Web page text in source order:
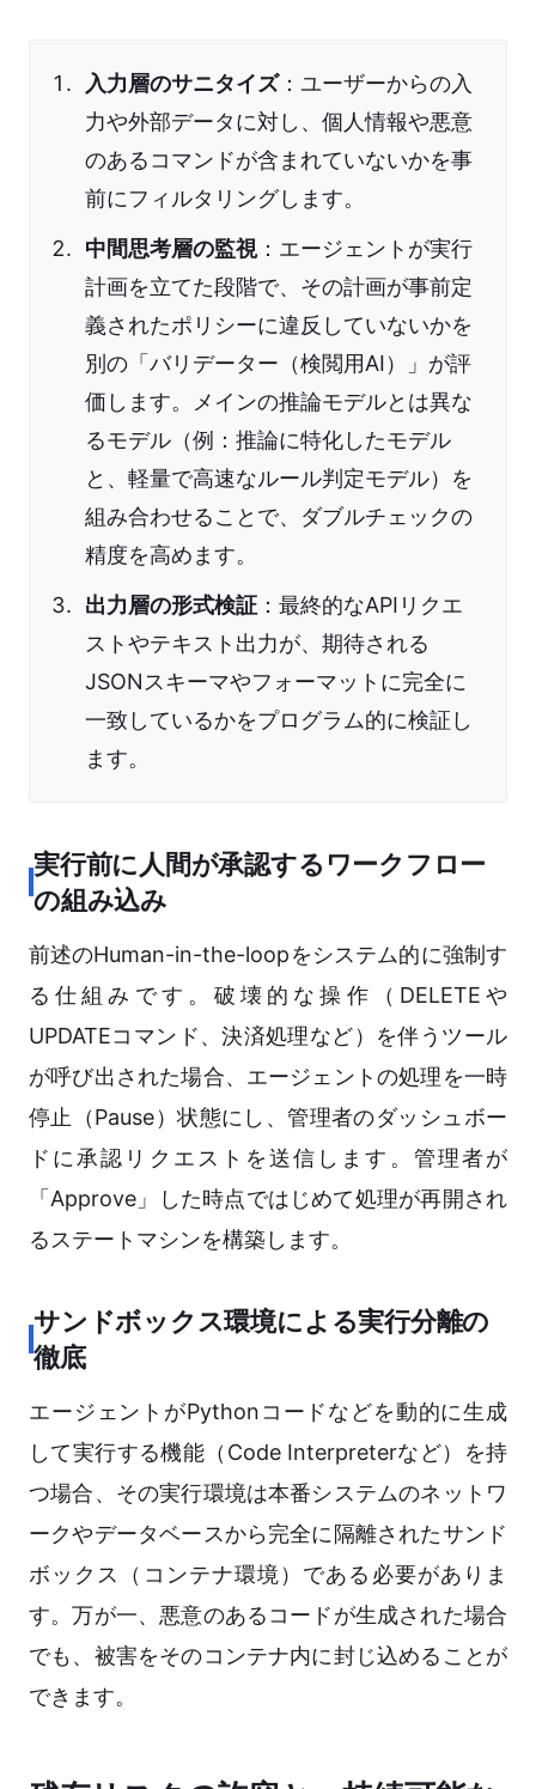
入力層のサニタイズ：ユーザーからの入
力や外部データに対し、個人情報や悪意
のあるコマンドが含まれていないかを事
前にフィルタリングします。
中間思考層の監視：エージェントが実行
計画を立てた段階で、その計画が事前定
義されたポリシーに違反していないかを
別の「バリデーター（検閲用AI）」が評
価します。メインの推論モデルとは異な
るモデル（例：推論に特化したモデル
と、軽量で高速なルール判定モデル）を
組み合わせることで、ダブルチェックの
精度を高めます。
出力層の形式検証 ：最終的なAPIリクエ
ストやテキスト出力が、期待される
JSONスキーマやフォーマットに完全に
一致しているかをプログラム的に検証し
ます。
実行前に人間が承認するワークフロー
の組み込み
前述のHuman-in-the-loopをシステム的に強制す
る仕組みです。破壊的な操作（DELETEや
UPDATEコマンド、決済処理など）を伴うツール
が呼び出された場合、エージェントの処理を一時
停止（Pause）状態にし、管理者のダッシュボー
ドに承認リクエストを送信します。管理者が
「Approve」した時点ではじめて処理が再開され
るステートマシンを構築します。
サンドボックス環境による実行分離の
徹底
エージェントがPythonコードなどを動的に生成
して実行する機能（Code Interpreterなど）を持
つ場合、その実行環境は本番システムのネットワ
ークやデータベースから完全に隔離されたサンド
ボックス（コンテナ環境）である必要がありま
す。万が一、悪意のあるコードが生成された場合
でも、被害をそのコンテナ内に封じ込めることが
できます。